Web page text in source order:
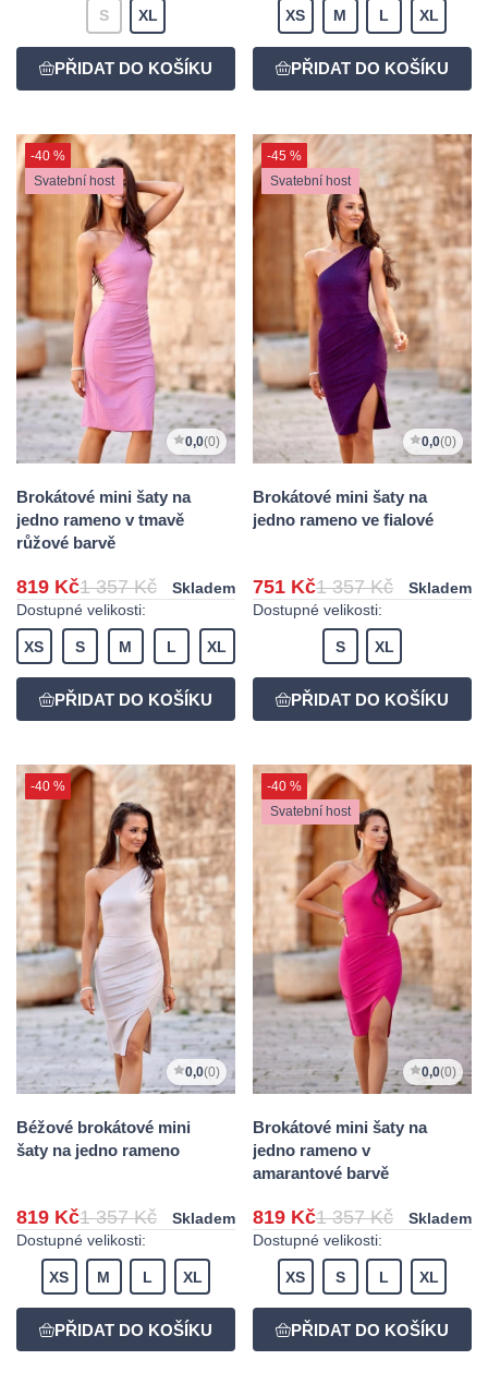
S XL XS M L XL
-40 %
Svatební host
0,0(0)
Brokátové mini šaty na
jedno rameno v tmavě
růžové barvě
819 Kč1 357 Kč
Skladem
Dostupné velikosti:
XS S M L XL
-45 %
Svatební host
0,0(0)
Brokátové mini šaty na
jedno rameno ve fialové
751 Kč1 357 Kč
Skladem
Dostupné velikosti:
S XL
-40 %
0,0(0)
Béžové brokátové mini
šaty na jedno rameno
819 Kč1 357 Kč
Skladem
Dostupné velikosti:
XS M L XL
-40 %
Svatební host
0,0(0)
Brokátové mini šaty na
jedno rameno v
amarantové barvě
819 Kč1 357 Kč
Skladem
Dostupné velikosti:
XS S L XL